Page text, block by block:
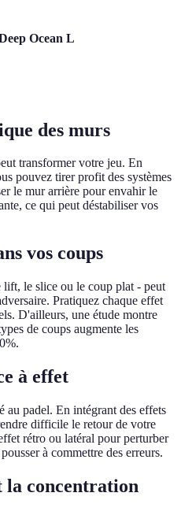
Ocean L
des murs
transformer votre jeu. En
pouvez tirer profit des systèmes
le mur arrière pour envahir le
ce qui peut déstabiliser vos
vos coups
le slice ou le coup plat - peut
Pratiquez chaque effet
D'ailleurs, une étude montre
de coups augmente les
à effet
au padel. En intégrant des effets
difficile le retour de votre
rétro ou latéral pour perturber
à commettre des erreurs.
la concentration